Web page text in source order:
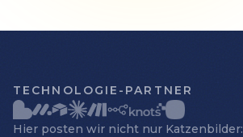
TECHNOLOGIE-PARTNER
Hier posten wir nicht nur Katzenbilder: